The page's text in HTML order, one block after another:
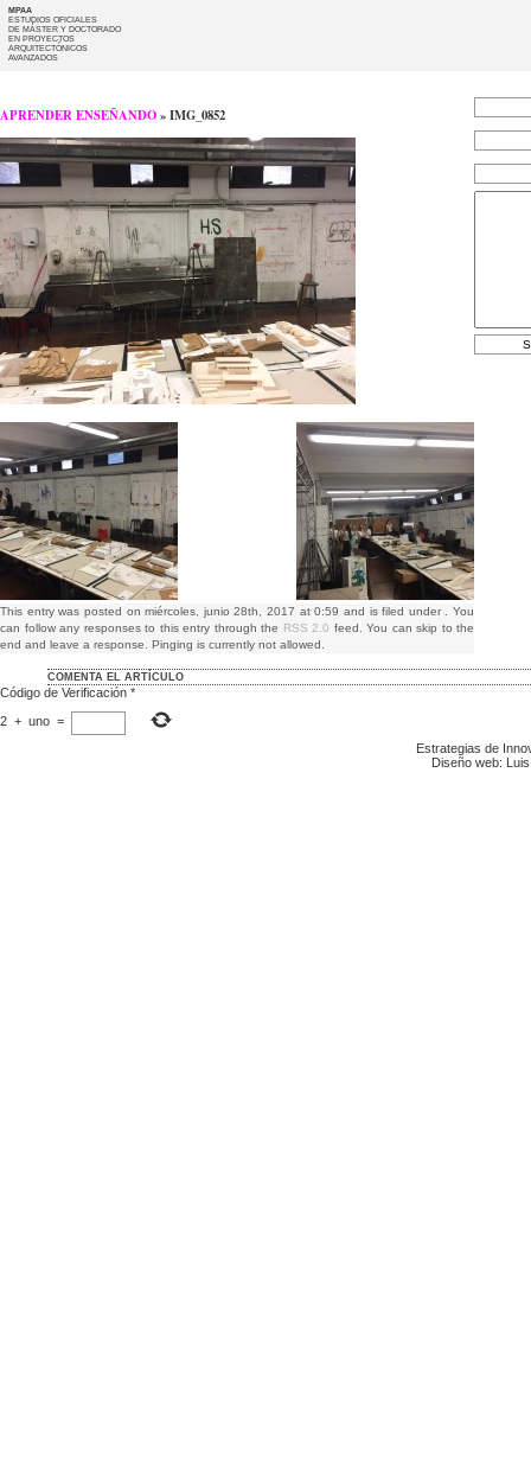
MPAA
ESTUDIOS OFICIALES
DE MÁSTER Y DOCTORADO
EN PROYECTOS
ARQUITECTÓNICOS
AVANZADOS
APRENDER ENSEÑANDO» IMG_0852
This entry was posted on miércoles, junio 28th, 2017 at 0:59 and is filed under . You
can follow any responses to this entry through the RSS 2.0 feed. You can skip to the
end and leave a response. Pinging is currently not allowed.
COMENTA EL ARTÍCULO
Código de Verificación *
2 + uno =
Estrategias de
Diseño web: